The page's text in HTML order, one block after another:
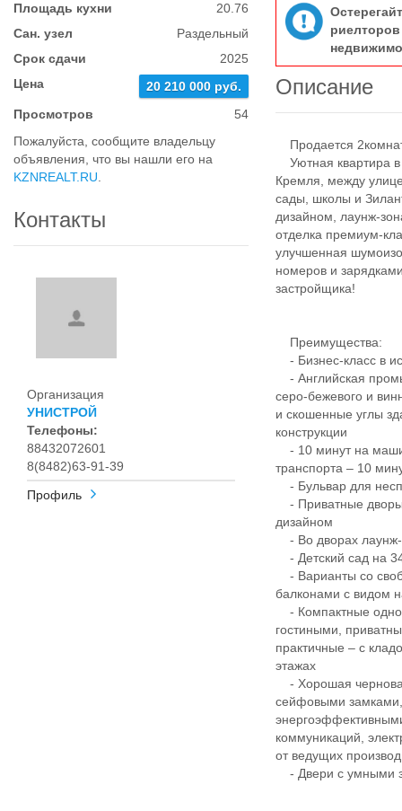
Площадь кухни
20.76
Сан. узел
Раздельный
Срок сдачи
2025
Цена
20 210 000 руб.
Просмотров
54
Пожалуйста, сообщите владельцу
объявления, что вы нашли его на
KZNREALT.RU
Контакты
Организация
УНИСТРОЙ
Телефоны:
88432072601
8(8482)63-91-39
Профиль
Описание
Продается
Уютная квартира в
Кремля, между
сады, школы и
дизайном, лаунж-
отделка премиум-
улучшенная
номеров и
застройщика!
Преимущества:
- Бизнес-класс в
- Английская
серо-бежевого и
и скошенные углы
конструкции
- 10 минут на
транспорта – 10
- Бульвар для
- Приватные
дизайном
- Во дворах лаунж-
- Детский сад на
- Варианты со
балконами с видом
- Компактные
гостиными,
практичные – с
этажах
- Хорошая
сейфовыми
коммуникаций,
от ведущих
- Двери с умными